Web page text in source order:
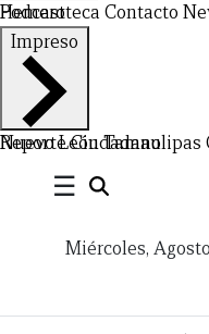
Hemeroteca Contacto
Podcast
Impreso
Nuevo LeónTamaulipas
Reporte Ciudadano
☰
Miércoles, Agosto
CERRAR
X
NUEVO
LEÓN
COAHUILA
NACIONAL
FINANZAS
OPINIÓN
DEPORTES
ESTILO
DE
VIDA
PODCAST